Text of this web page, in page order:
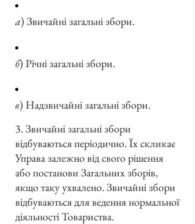
а) Звичайні загальні збори.
б) Річні загальні збори.
в) Надзвичайні загальні збори.
3. Звичайні загальні збори
відбуваються періодично. Їх скликає
Управа залежно від свого рішення
або постанови Загальних зборів,
якщо таку ухвалено. Звичайні збори
відбуваються для ведення нормальної
діяльності Товариства.